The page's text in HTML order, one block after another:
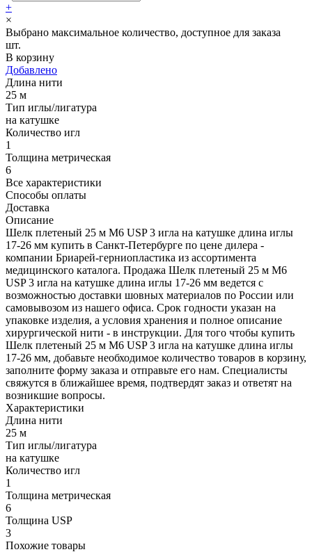
+
×
Выбрано максимальное количество, доступное для заказа
шт.
В корзину
Добавлено
Длина нити
25 м
Тип иглы/лигатура
на катушке
Количество игл
1
Толщина метрическая
6
Все характеристики
Способы оплаты
Доставка
Описание
Шелк плетеный 25 м М6 USP 3 игла на катушке длина иглы
17-26 мм купить в Санкт-Петербурге по цене дилера -
компании Бриарей-герниопластика из ассортимента
медицинского каталога. Продажа Шелк плетеный 25 м М6
USP 3 игла на катушке длина иглы 17-26 мм ведется с
возможностью доставки шовных материалов по России или
самовывозом из нашего офиса. Срок годности указан на
упаковке изделия, а условия хранения и полное описание
хирургической нити - в инструкции. Для того чтобы купить
Шелк плетеный 25 м М6 USP 3 игла на катушке длина иглы
17-26 мм, добавьте необходимое количество товаров в корзину,
заполните форму заказа и отправьте его нам. Специалисты
свяжутся в ближайшее время, подтвердят заказ и ответят на
возникшие вопросы.
Характеристики
Длина нити
25 м
Тип иглы/лигатура
на катушке
Количество игл
1
Толщина метрическая
6
Толщина USP
3
Похожие товары